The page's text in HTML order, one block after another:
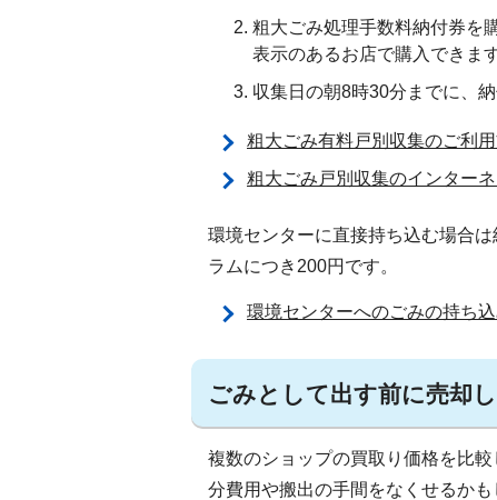
粗大ごみ処理手数料納付券を
表示のあるお店で購入できます
収集日の朝8時30分までに、
粗大ごみ有料戸別収集のご利
粗大ごみ戸別収集のインター
環境センターに直接持ち込む場合
ラムにつき200円です。
環境センターへのごみの持ち
ごみとして出す前に売却
複数のショップの買取り価格を比
分費用や搬出の手間をなくせるかも